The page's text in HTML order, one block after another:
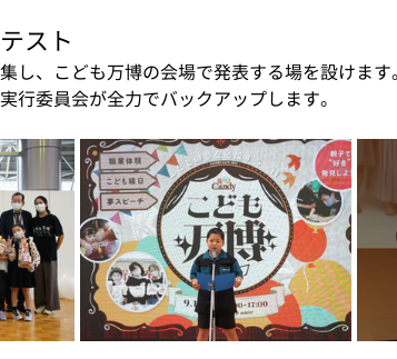
スト
し、こども万博の会場で発表する場を設けま
行委員会が全力でバックアップします。